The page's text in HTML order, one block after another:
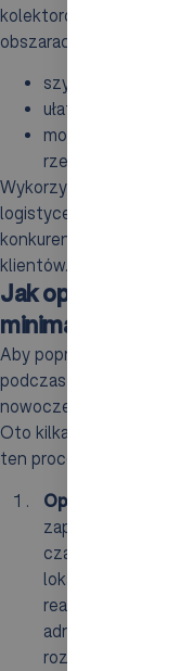
kolektorów danych
obszarach, takich jak:
szybka weryfikacja
ułatwienie
monitorowanie
rzeczywistym.
Wykorzystanie tych
logistyce magazynowej
konkurencyjność na
klientów.
Jak
minimalizować
Aby poprawić wydajność
podczas kompletacji w
nowoczesne
Oto kilka istotnych
ten proces:
Optymalizacja
zaplanowana trasa
czas potrzebny na
lokalizacjami
realizację
adresowanie
rozmieszczać